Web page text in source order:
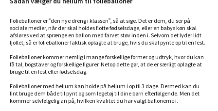
Folieballoner er “den nye dreng i klassen”, så at sige. Det er dem, du ser på
sociale medier, når der skal holdes flotte fødselsdage, eller en babys køn skal
afsløres ved at sprænge en ballon med farvet støv inden i. Selvom det lyder lidt
fjollet, så er folieballoner faktisk oplagte at bruge, hvis du skal pynte op til en fest.
Folieballoner kommer nemlig i mange forskellige former og udtryk, hvor du kan
få tal, bogstaver og forskellige figurer. Netop dette gør, at de er særligt oplagte at
bruge til en fest eller fødselsdag.
Folieballoner med helium kan holde på helium i op til 3 dage. Dermed kan du
fint bruge dem både til pynt og som legetøj til dine børn efterfølgende. Men det
kommer selvfølgelig an på, hvilken kvalitet du har valgt ballonerne i.